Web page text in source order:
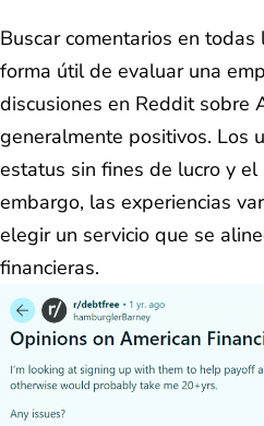
Buscar comentarios en
forma útil de evaluar una
discusiones en Reddit sobre
generalmente positivos. Los
estatus sin fines de lucro y el
embargo, las experiencias
elegir un servicio que se
financieras.